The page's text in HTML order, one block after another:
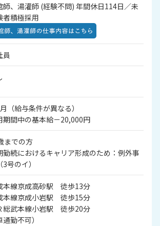
師、湯灌師 (経験不問) 年間休日114日／未
者積極採用
員
（給与条件が異なる）
期間中の基本給－20,000円
までの方
勤続におけるキャリア形成のため：例外事
3号のイ）
本線京成高砂駅 徒歩13分
本線京成小岩駅 徒歩15分
総武本線小岩駅 徒歩20分
通勤不可）